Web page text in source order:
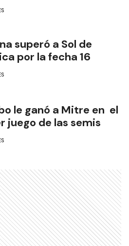
superó a Sol de
por la fecha 16
le ganó a Mitre en el
juego de las semis